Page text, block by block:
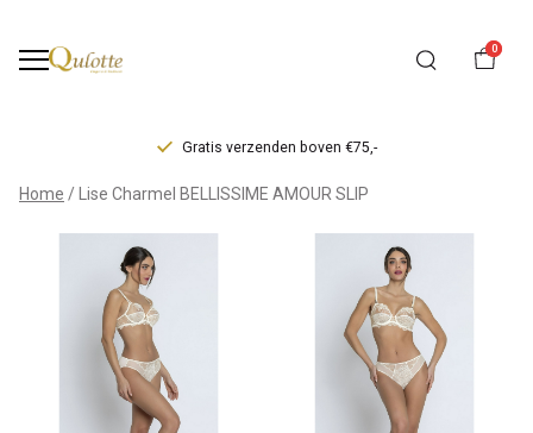
0
Gratis verzenden boven €75,-
Lise
Charmel
BELLISSIME
AMOUR
SLIP
Home Lise Charmel BELLISSIME AMOUR SLIP